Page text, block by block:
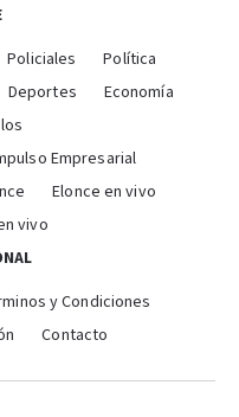
Policiales
Política
Deportes
Economía
Empresarial
Elonce en vivo
vivo
y Condiciones
Contacto